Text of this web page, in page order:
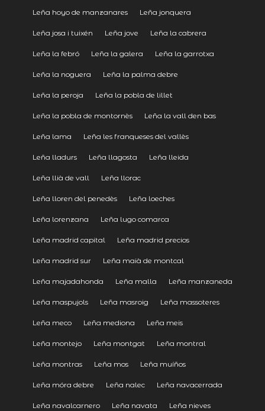
Leña hoyo de manzanares Leña jonquera
Leña josa i tuixén Leña jove Leña la cabrera
Leña la febró Leña la galera Leña la garrotxa
Leña la noguera Leña la palma debre
Leña la peroja Leña la pobla de lillet
Leña la pobla de montornès Leña la vall den bas
Leña lama Leña les franqueses del vallès
Leña lladurs Leña llagosta Leña lleida
Leña llià de vall Leña llorac
Leña lloren del penedès Leña loeches
Leña lorenzana Leña lugo comarca
Leña madrid capital Leña madrid precios
Leña madrid sur Leña maià de montcal
Leña majadahonda Leña malla Leña manzaneda
Leña maspujols Leña masroig Leña massoteres
Leña meco Leña mediona Leña meis
Leña montejo Leña montgat Leña montral
Leña montras Leña mos Leña muíños
Leña móra debre Leña nalec Leña navacerrada
Leña navalcarnero Leña navata Leña nieves